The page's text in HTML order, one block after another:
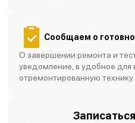
Сообщаем о
О завершении ремонта и
уведомление, в удобное для
отремонтированную технику.